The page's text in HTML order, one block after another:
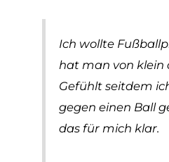
Ich wollte
hat man von klein
Gefühlt seitdem
gegen einen Ball
das für mich klar.